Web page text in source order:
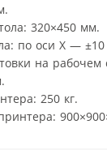
320×450 мм.
по оси X —
на
250 кг.